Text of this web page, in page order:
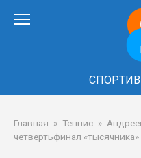
Главная » Теннис »
четвертьфинал